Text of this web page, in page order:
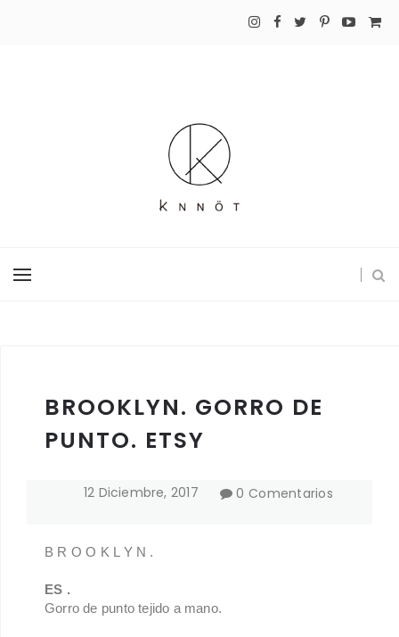
BROOKLYN. GORRO DE
PUNTO. ETSY
12 Diciembre, 2017 0 Comentarios
B R O O K L Y N .
ES .
Gorro de punto tejido a mano.